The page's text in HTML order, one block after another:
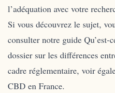
l’adéquation avec votre
Si vous découvrez le sujet,
consulter notre guide Qu’est-
dossier sur les différences
cadre réglementaire, voir
CBD en France.